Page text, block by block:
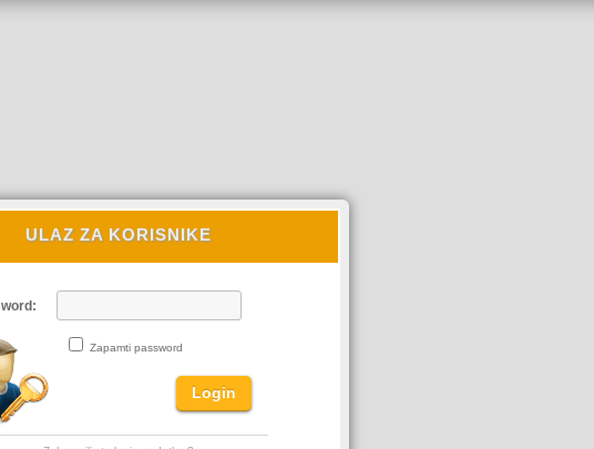
ULAZ ZA KORISNIKE
Zapamti password